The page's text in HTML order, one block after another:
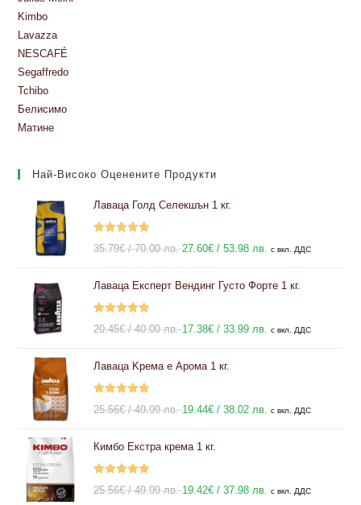
Kimbo
Lavazza
NESCAFÉ
Segaffredo
Tchibo
Белисимо
Матине
Най-Високо Оценените Продукти
Лаваца Голд Селекшън 1 кг.
Оценено с
35.79€/ 70.00 лв.Original
was:
/
27.60€ / 53.98 лв.Текущата
е:
/
с вкл. ДДС
Лаваца Експерт Вендинг Густо Форте 1 кг.
Оценено с
20.45€/ 40.00 лв.Original
was:
/
17.38€ / 33.99 лв.Текущата
/
с вкл. ДДС
Лаваца Kрема е Арома 1 кг.
Оценено с
25.56€/ 49.99 лв.Original
was:
/
19.44€ / 38.02 лв.Текущата
/
с вкл. ДДС
Кимбо Екстра крема 1 кг.
Оценено с
25.56€/ 49.99 лв.Original
19.42€ / 37.98 лв.Текущата
с вкл. ДДС